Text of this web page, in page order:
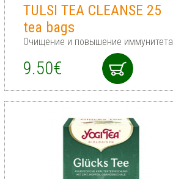
TULSI TEA CLEANSE 25
tea bags
Очищение и повышение иммунитета
9.50€